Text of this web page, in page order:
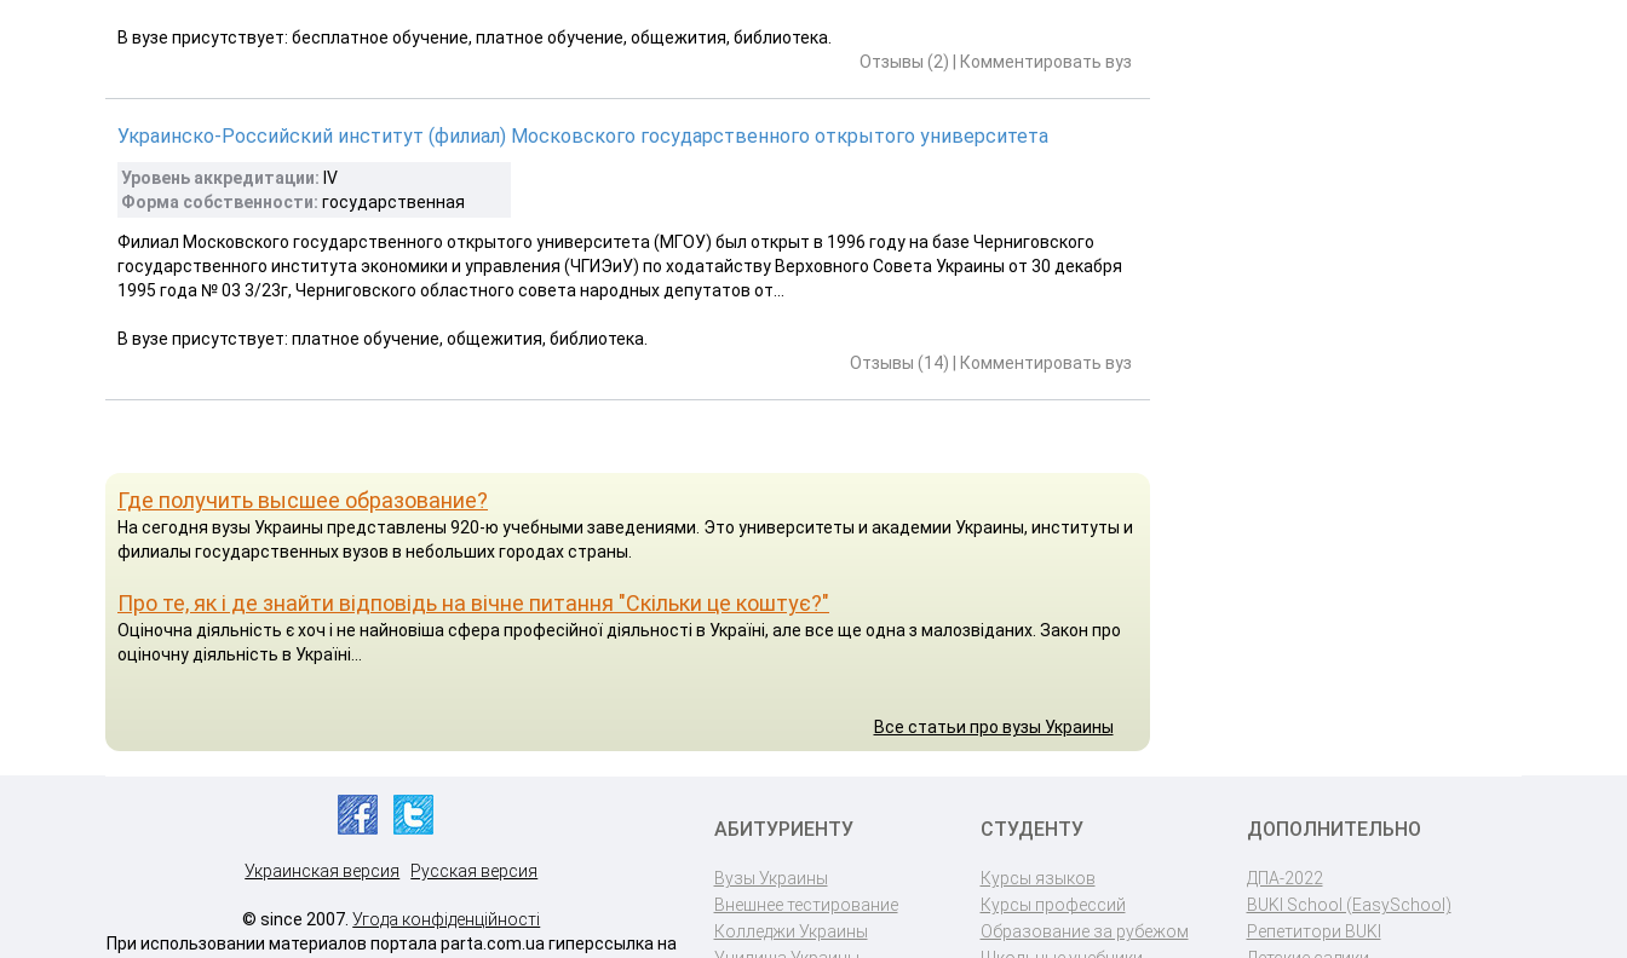
В вузе присутствует: бесплатное обучение, платное обучение, общежития, библиотека.
Отзывы (2)
Комментировать вуз
Украинско-Российский институт (филиал) Московского государственного открытого университета
Уровень аккредитации: IV
Форма собственности: государственная
Филиал Московского государственного открытого университета (МГОУ) был открыт в 1996 году на базе Черниговского
государственного института экономики и управления (ЧГИЭиУ) по ходатайству Верховного Совета Украины от 30 декабря
1995 года № 03 3/23г, Черниговского областного совета народных депутатов от...
В вузе присутствует: платное обучение, общежития, библиотека.
Отзывы (14)
Комментировать вуз
Где получить высшее образование?
На сегодня вузы Украины представлены 920-ю учебными заведениями. Это университеты и академии Украины, институты и
филиалы государственных вузов в небольших городах страны.
Про те, як і де знайти відповідь на вічне питання "Скільки це коштує?"
Оціночна діяльність є хоч і не найновіша сфера професійної діяльності в Україні, але все ще одна з малозвіданих. Закон про
оціночну діяльність в Україні...
Все статьи про вузы Украины
Украинская версия Русская версия
© since 2007.Угода конфіденційності
При использовании материалов портала parta.com.ua гиперссылка на
АБИТУРИЕНТУ
Вузы Украины
Внешнее тестирование
Колледжи Украины
СТУДЕНТУ
Курсы языков
Курсы профессий
Образование за рубежом
ДОПОЛНИТЕЛЬНО
ДПА-2022
BUKI School (EasySchool)
Репетитори BUKI